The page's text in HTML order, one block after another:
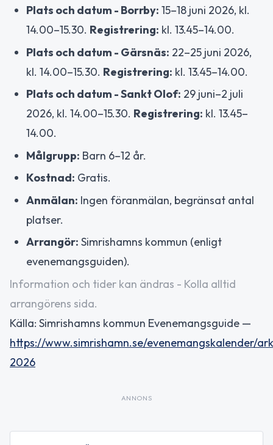
Plats och datum - Borrby: 15–18 juni 2026, kl.
14.00–15.30. Registrering: kl. 13.45–14.00.
Plats och datum - Gärsnäs: 22–25 juni 2026,
kl. 14.00–15.30. Registrering: kl. 13.45–14.00.
Plats och datum - Sankt Olof: 29 juni–2 juli
2026, kl. 14.00–15.30. Registrering: kl. 13.45–
14.00.
Målgrupp: Barn 6–12 år.
Kostnad: Gratis.
Anmälan: Ingen föranmälan, begränsat antal
platser.
Arrangör: Simrishamns kommun (enligt
evenemangsguiden).
Information och tider kan ändras - Kolla alltid
arrangörens sida.
Källa: Simrishamns kommun Evenemangsguide —
https://www.simrishamn.se/evenemangskalender/
2026
ANNONS